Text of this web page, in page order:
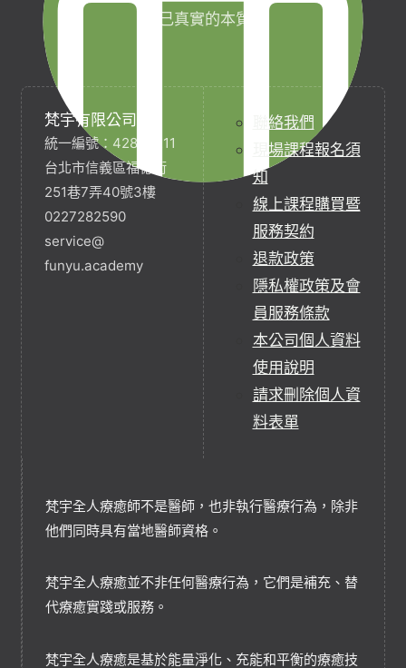
自己真實的本質。
梵宇有限公司
統一編號：42854211
台北市信義區福德街
251巷7弄40號3樓
0227282590
service@
funyu.academy
聯絡我們
現場課程報名須
知
線上課程購買暨
服務契約
退款政策
隱私權政策及會
員服務條款
本公司個人資料
使用說明
請求刪除個人資
料表單
梵宇全人療癒師不是醫師，也非執行醫療行為，除非
他們同時具有當地醫師資格。
梵宇全人療癒並不非任何醫療行為，它們是補充、替
代療癒實踐或服務。
梵宇全人療癒是基於能量淨化、充能和平衡的療癒技